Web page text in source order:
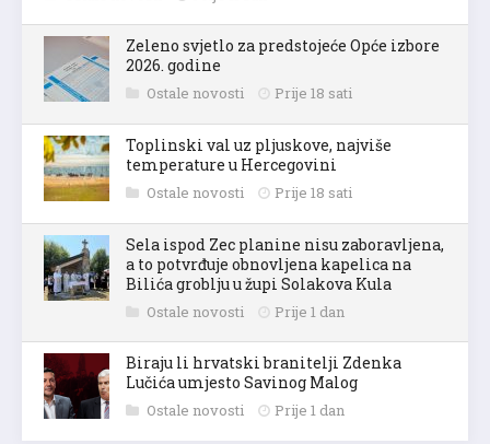
Zeleno svjetlo za predstojeće Opće izbore
2026. godine
Ostale novosti Prije 18 sati
Toplinski val uz pljuskove, najviše
temperature u Hercegovini
Ostale novosti Prije 18 sati
Sela ispod Zec planine nisu zaboravljena,
a to potvrđuje obnovljena kapelica na
Bilića groblju u župi Solakova Kula
Ostale novosti Prije 1 dan
Biraju li hrvatski branitelji Zdenka
Lučića umjesto Savinog Malog
Ostale novosti Prije 1 dan